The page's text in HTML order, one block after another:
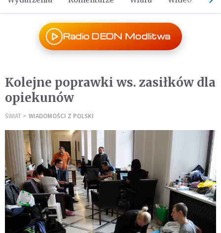
Radio DEON Modlitwa
Kolejne poprawki ws. zasiłków dla
opiekunów
ŚWIAT WIADOMOŚCI Z POLSKI